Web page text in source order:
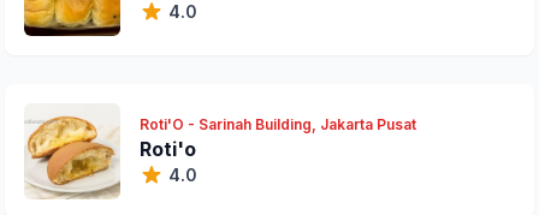
4.0
Roti'O - Sarinah Building, Jakarta Pusat
Roti'o
4.0